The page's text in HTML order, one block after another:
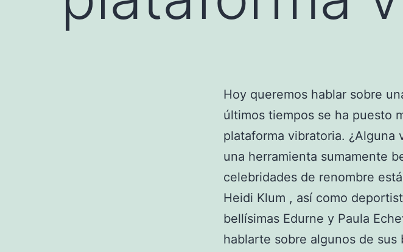
Hoy queremos hablar sobre
últimos tiempos se ha puesto
plataforma vibratoria. ¿Alguna
una herramienta sumamente
celebridades de renombre
Heidi Klum , así como
bellísimas Edurne y Paula
hablarte sobre algunos de